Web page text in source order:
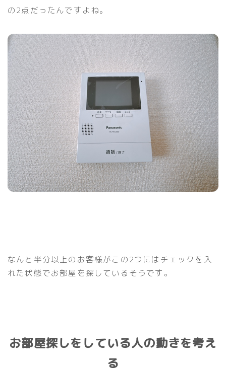
の2点だったんですよね。
なんと半分以上のお客様がこの2つにはチェックを入
れた状態でお部屋を探しているそうです。
お部屋探しをしている人の動きを考え
る